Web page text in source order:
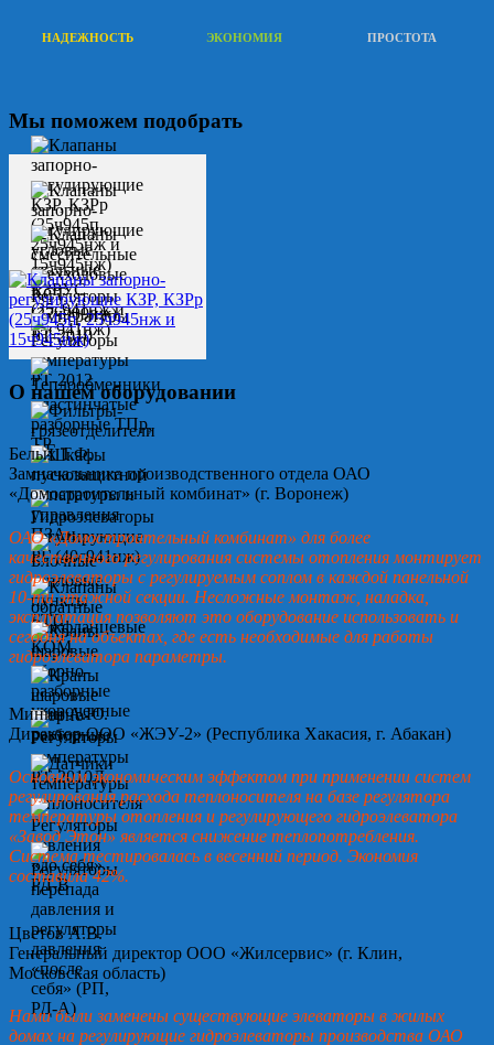
НАДЕЖНОСТЬ ЭКОНОМИЯ ПРОСТОТА
Мы поможем подобрать
О нашем оборудовании
Белых Т.Ф.
Замначальника производственного отдела ОАО
«Домостроительный комбинат» (г. Воронеж)
ОАО «Домостроительный комбинат» для более
качественного регулирования системы отопления монтирует
гидроэлеваторы с регулируемым соплом в каждой панельной
10-ти этажной секции. Несложные монтаж, наладка,
эксплуатация позволяют это оборудование использовать и
сегодня на объектах, где есть необходимые для работы
гидроэлеватора параметры.
Минин А.Ю.
Директор ООО «ЖЭУ-2» (Республика Хакасия, г. Абакан)
Основным экономическим эффектом при применении систем
регулирования расхода теплоносителя на базе регулятора
температуры отопления и регулирующего гидроэлеватора
«Завод Этон» является снижение теплопотребления.
Система тестировалась в весенний период. Экономия
составила 42%.
Цветов А.В.
Генеральный директор ООО «Жилсервис» (г. Клин,
Московская область)
Нами были заменены существующие элеваторы в жилых
домах на регулирующие гидроэлеваторы производства ОАО